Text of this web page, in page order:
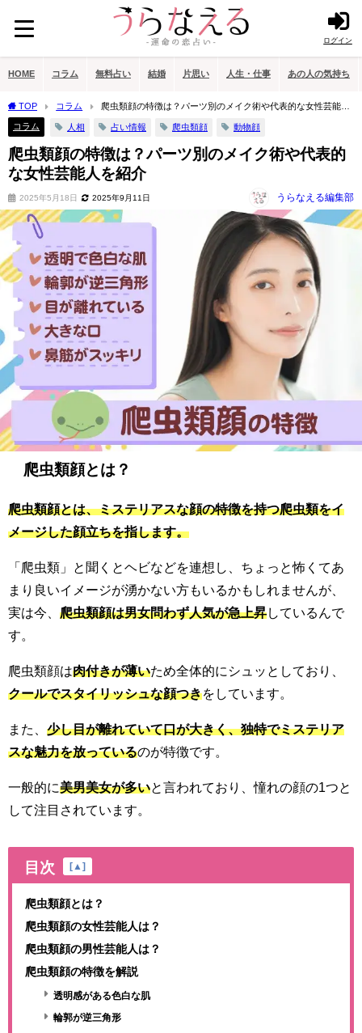
ログイン
HOME コラム 無料占い 結婚 片思い 人生・仕事 あの人の気持ち
TOP コラム
爬虫類顔の特徴は？パーツ別のメイク術や代表的な女性芸能人
を紹介
コラム 人相 占い情報 爬虫類顔 動物顔
爬虫類顔の特徴は？パーツ別のメイク術や代表的
な女性芸能人を紹介
2025年5月18日 2025年9月11日 うらなえる編集部
爬虫類顔とは？
爬虫類顔とは、ミステリアスな顔の特徴を持つ爬虫類をイ
メージした顔立ちを指します。
「爬虫類」と聞くとヘビなどを連想し、ちょっと怖くてあ
まり良いイメージが湧かない方もいるかもしれませんが、
実は今、 爬虫類顔は男女問わず人気が急上昇しているんで
す。
爬虫類顔は肉付きが薄いため全体的にシュッとしており、
クールでスタイリッシュな顔つきをしています。
また、 少し目が離れていて口が大きく、独特でミステリア
スな魅力を放っているのが特徴です。
一般的に美男美女が多いと言われており、憧れの顔の1つと
して注目されています。
目次 [ ▲ ]
爬虫類顔とは？
爬虫類顔の女性芸能人は？
爬虫類顔の男性芸能人は？
爬虫類顔の特徴を解説
透明感がある色白な肌
輪郭が逆三角形